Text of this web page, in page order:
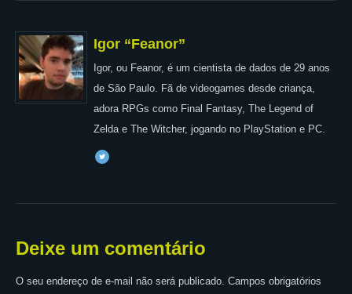
Igor “Feanor”
Igor, ou Feanor, é um cientista de dados de 29 anos
de São Paulo. Fã de videogames desde criança,
adora RPGs como Final Fantasy, The Legend of
Zelda e The Witcher, jogando no PlayStation e PC.
Deixe um comentário
O seu endereço de e-mail não será publicado. Campos obrigatórios